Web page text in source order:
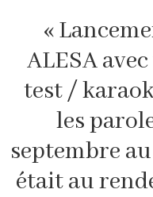
«
ALESA
test /
les
septembre
était au